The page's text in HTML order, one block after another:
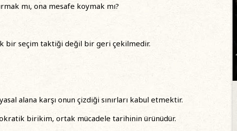
mı, ona mesafe koymak mı?
bir seçim taktiği değil bir geri çekilmedir.
alana karşı onun çizdiği sınırları kabul etmektir.
birikim, ortak mücadele tarihinin ürünüdür.